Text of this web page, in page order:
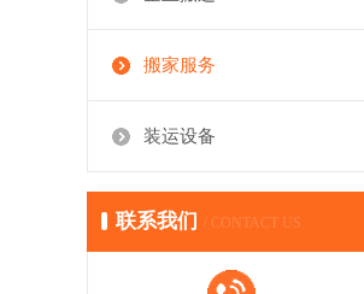
搬家服务
装运设备
联系我们 / CONTACT US